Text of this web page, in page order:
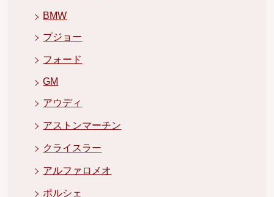
BMW
プジョー
フォード
GM
アウディ
アストンマーチン
クライスラー
アルファロメオ
ポルシェ